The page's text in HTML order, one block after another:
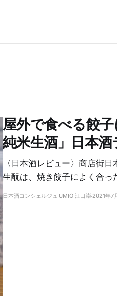
屋外で食べる餃
純米生酒」日本
〈日本酒レビュー〉商店街
生酛は、焼き餃子によく合っ
日本酒コンシェルジュ UMIO 江口崇 2021年7